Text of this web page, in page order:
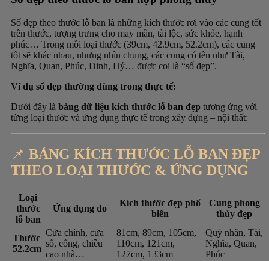
Số đẹp theo thước lỗ ban là những kích thước rơi vào các cung tốt
trên thước, tượng trưng cho may mắn, tài lộc, sức khỏe, hạnh
phúc… Trong mỗi loại thước (39cm, 42.9cm, 52.2cm), các cung
tốt sẽ khác nhau, nhưng nhìn chung, các cung có tên như Tài,
Nghĩa, Quan, Phúc, Đinh, Hỷ… được coi là “số đẹp”.
Ví dụ số đẹp thường dùng trong thực tế:
Dưới đây là bảng dữ liệu kích thước lỗ ban đẹp tương ứng với
từng loại thước và ứng dụng thực tế trong xây dựng – nội thất:
📌 BẢNG KÍCH THƯỚC LỖ BAN ĐẸP
THEO LOẠI THƯỚC & ỨNG DỤNG
Loại
thước
lỗ ban
Ứng dụng đo
Kích thước đẹp phổ
biến
Cung phong
thủy đẹp
Thước
52.2cm
Cửa chính, cửa
sổ, cổng, chiều
cao nhà…
81cm, 89cm, 105cm,
110cm, 121cm,
127cm, 133cm
Quý nhân, Tài,
Nghĩa, Quan,
Phúc